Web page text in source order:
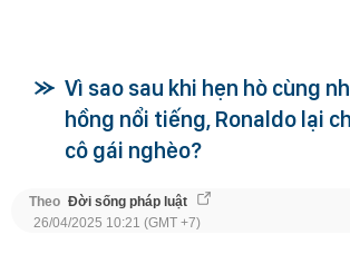
Vì sao sau khi hẹn hò cùng
hồng nổi tiếng, Ronaldo lại
cô gái nghèo?
Theo Đời sống pháp luật
26/04/2025 10:21 (GMT +7)